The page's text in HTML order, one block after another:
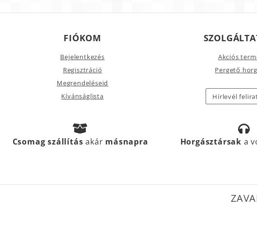
FIÓKOM
Bejelentkezés
Regisztráció
Megrendeléseid
Kívánságlista
Akciós
Pergető
Hírlevél
Csomag szállításakár másnapra Horgásztársak a